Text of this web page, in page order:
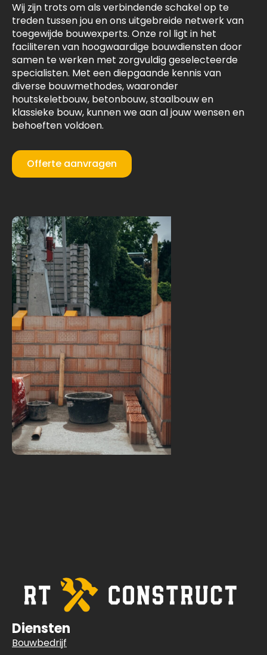
Wij zijn trots om als verbindende schakel op te
treden tussen jou en ons uitgebreide netwerk van
toegewijde bouwexperts. Onze rol ligt in het
faciliteren van hoogwaardige bouwdiensten door
samen te werken met zorgvuldig geselecteerde
specialisten. Met een diepgaande kennis van
diverse bouwmethodes, waaronder
houtskeletbouw, betonbouw, staalbouw en
klassieke bouw, kunnen we aan al jouw wensen en
behoeften voldoen.
Offerte aanvragen
Diensten
Bouwbedrijf